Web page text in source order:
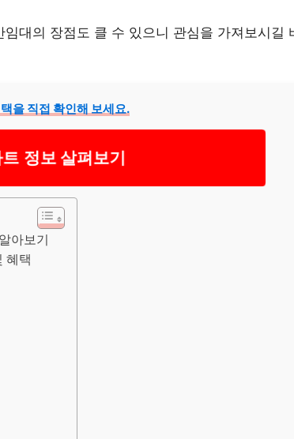
대의 장점도 클 수 있으니 관심을 가져보시길
을 직접 확인해 보세요.
정보 살펴보기
아보기
혜택